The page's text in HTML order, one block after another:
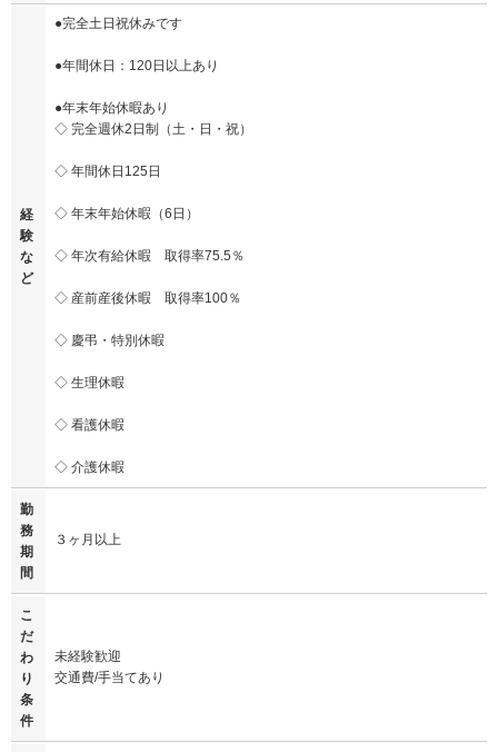
経
験
な
ど
●完全土日祝休みです
●年間休日：120日以上あり
●年末年始休暇あり
◇ 完全週休2日制（土・日・祝）
◇ 年間休日125日
◇ 年末年始休暇（6日）
◇ 年次有給休暇 取得率75.5％
◇ 産前産後休暇 取得率100％
◇ 慶弔・特別休暇
◇ 生理休暇
◇ 看護休暇
◇ 介護休暇
勤
務
期
間
３ヶ月以上
こ
だ
わ
り
条
件
未経験歓迎
交通費/手当てあり